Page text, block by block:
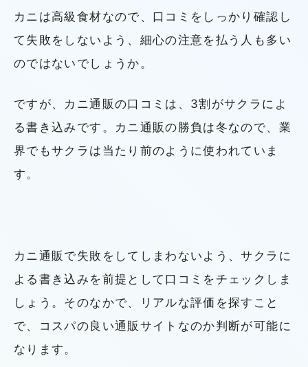
カニは高級食材なので、口コミをしっかり確認し
て失敗をしないよう、細心の注意を払う人も多い
のではないでしょうか。
ですが、カニ通販の口コミは、3割がサクラによ
る書き込みです。カニ通販の勝負は冬なので、業
界でもサクラは当たり前のように使われていま
す。
カニ通販で失敗をしてしまわないよう、サクラに
よる書き込みを前提として口コミをチェックしま
しょう。そのなかで、リアルな評価を探すこと
で、コスパの良い通販サイトなのか判断が可能に
なります。